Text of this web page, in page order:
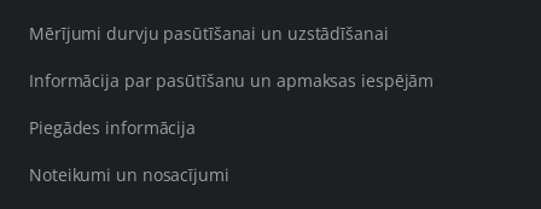
Mērījumi durvju pasūtīšanai un uzstādīšanai
Informācija par pasūtīšanu un apmaksas iespējām
Piegādes informācija
Noteikumi un nosacījumi